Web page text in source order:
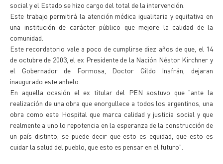
social y el Estado se hizo cargo del total de la intervención.
Este trabajo permitirá la atención médica igualitaria y equitativa en
una institución de carácter público que mejore la calidad de la
comunidad.
Este recordatorio vale a poco de cumplirse diez años de que, el 14
de octubre de 2003, el ex Presidente de la Nación Néstor Kirchner y
el Gobernador de Formosa, Doctor Gildo Insfrán, dejaran
inaugurado este anhelo.
En aquella ocasión el ex titular del PEN sostuvo que "ante la
realización de una obra que enorgullece a todos los argentinos, una
obra como este Hospital que marca calidad y justicia social y que
realmente a uno lo repotencia en la esperanza de la construcción de
un país distinto, se puede decir que esto es equidad, que esto es
cuidar la salud del pueblo, que esto es pensar en el futuro".